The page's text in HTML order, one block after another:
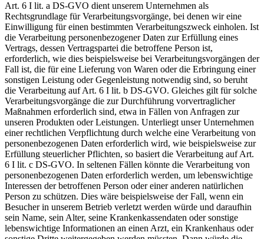
Art. 6 I lit. a DS-GVO dient unserem Unternehmen als
Rechtsgrundlage für Verarbeitungsvorgänge, bei denen wir eine
Einwilligung für einen bestimmten Verarbeitungszweck einholen. Ist
die Verarbeitung personenbezogener Daten zur Erfüllung eines
Vertrags, dessen Vertragspartei die betroffene Person ist,
erforderlich, wie dies beispielsweise bei Verarbeitungsvorgängen der
Fall ist, die für eine Lieferung von Waren oder die Erbringung einer
sonstigen Leistung oder Gegenleistung notwendig sind, so beruht
die Verarbeitung auf Art. 6 I lit. b DS-GVO. Gleiches gilt für solche
Verarbeitungsvorgänge die zur Durchführung vorvertraglicher
Maßnahmen erforderlich sind, etwa in Fällen von Anfragen zur
unseren Produkten oder Leistungen. Unterliegt unser Unternehmen
einer rechtlichen Verpflichtung durch welche eine Verarbeitung von
personenbezogenen Daten erforderlich wird, wie beispielsweise zur
Erfüllung steuerlicher Pflichten, so basiert die Verarbeitung auf Art.
6 I lit. c DS-GVO. In seltenen Fällen könnte die Verarbeitung von
personenbezogenen Daten erforderlich werden, um lebenswichtige
Interessen der betroffenen Person oder einer anderen natürlichen
Person zu schützen. Dies wäre beispielsweise der Fall, wenn ein
Besucher in unserem Betrieb verletzt werden würde und daraufhin
sein Name, sein Alter, seine Krankenkassendaten oder sonstige
lebenswichtige Informationen an einen Arzt, ein Krankenhaus oder